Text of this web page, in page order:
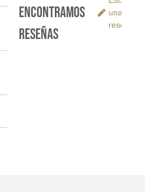
encontramos
reseñas
una
reseña